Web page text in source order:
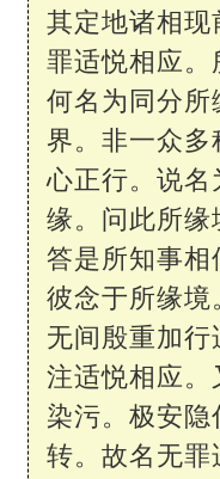
其定地诸相
罪适悦相应。
何名为同分
界。非一众多
心正行。说名
缘。问此所缘
答是所知事相
彼念于所缘境
无间殷重加
注适悦相应。
染污。极安
转。故名无罪